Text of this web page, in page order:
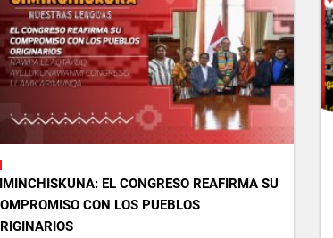
EL CONGRESO REAFIRMA SU
CON LOS PUEBLOS